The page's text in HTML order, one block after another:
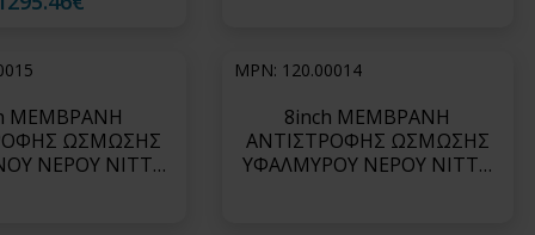
and permeate
ΜΕΜΒΡΑΝΗ
ΩΣΜΩΣΗΣ
ΝΕΡΟΥ NITTO
MPN: 120.00014
8inch ΜΕΜΒΡΑΝΗ
ΑΝΤΙΣΤΡΟΦΗΣ ΩΣΜΩΣΗΣ
ΥΦΑΛΜΥΡΟΥ ΝΕΡΟΥ NITTO